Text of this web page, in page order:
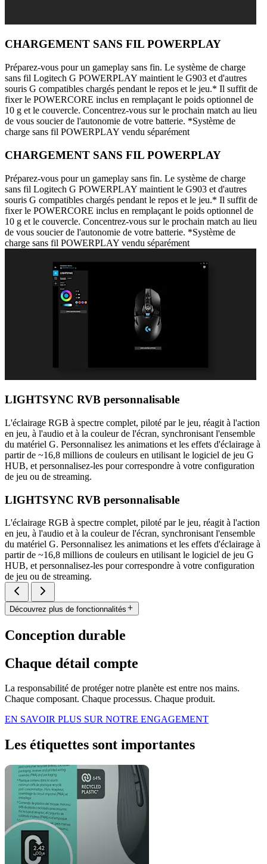
CHARGEMENT SANS FIL POWERPLAY
Préparez-vous pour un gameplay sans fin. Le système de charge
sans fil Logitech G POWERPLAY maintient le G903 et d'autres
souris G compatibles chargés pendant le repos et le jeu.* Il suffit de
fixer le POWERCORE inclus en remplaçant le poids optionnel de
10 g et le couvercle. Concentrez-vous sur le prochain match au lieu
de vous soucier de l'autonomie de votre batterie. *Système de
charge sans fil POWERPLAY vendu séparément
CHARGEMENT SANS FIL POWERPLAY
Préparez-vous pour un gameplay sans fin. Le système de charge
sans fil Logitech G POWERPLAY maintient le G903 et d'autres
souris G compatibles chargés pendant le repos et le jeu.* Il suffit de
fixer le POWERCORE inclus en remplaçant le poids optionnel de
10 g et le couvercle. Concentrez-vous sur le prochain match au lieu
de vous soucier de l'autonomie de votre batterie. *Système de
charge sans fil POWERPLAY vendu séparément
LIGHTSYNC RVB personnalisable
L'éclairage RGB à spectre complet, piloté par le jeu, réagit à l'action
en jeu, à l'audio et à la couleur de l'écran, synchronisant l'ensemble
du matériel G. Personnalisez les animations et les effets d'éclairage à
partir de ~16,8 millions de couleurs en utilisant le logiciel de jeu G
HUB, et personnalisez-les pour correspondre à votre configuration
de jeu ou de streaming.
LIGHTSYNC RVB personnalisable
L'éclairage RGB à spectre complet, piloté par le jeu, réagit à l'action
en jeu, à l'audio et à la couleur de l'écran, synchronisant l'ensemble
du matériel G. Personnalisez les animations et les effets d'éclairage à
partir de ~16,8 millions de couleurs en utilisant le logiciel de jeu G
HUB, et personnalisez-les pour correspondre à votre configuration
de jeu ou de streaming.
Découvrez plus de fonctionnalités
Conception durable
Chaque détail compte
La responsabilité de protéger notre planète est entre nos mains.
Chaque composant. Chaque processus. Chaque produit.
EN SAVOIR PLUS SUR NOTRE ENGAGEMENT
Les étiquettes sont importantes